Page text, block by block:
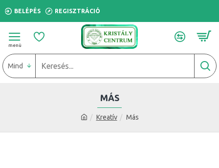
BELÉPÉS REGISZTRÁCIÓ
Mind
Kreatív Más
MÁS